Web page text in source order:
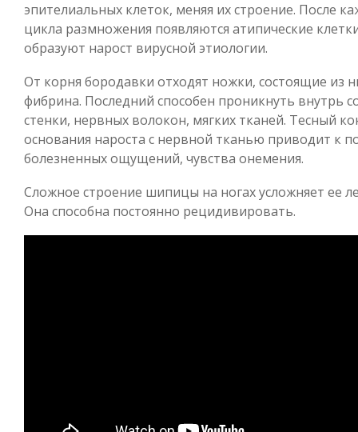
эпителиальных клеток, меняя их строение. После
цикла размножения появляются атипические
образуют нарост вирусной этиологии.
От корня бородавки отходят ножки, состоящие из
фибрина. Последний способен проникнуть внутрь
стенки, нервных волокон, мягких тканей. Тесный
основания нароста с нервной тканью приводит к
болезненных ощущений, чувства онемения.
Сложное строение шипицы на ногах усложняет ее
Она способна постоянно рецидивировать.